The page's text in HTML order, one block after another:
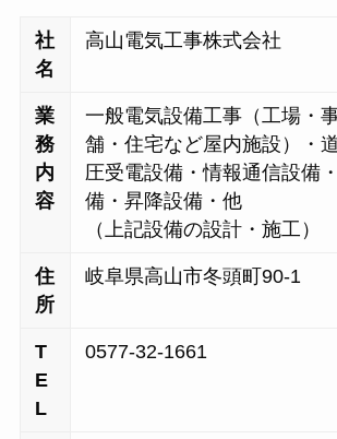
社
名
高山電気工事株式会社
業
務
内
容
一般電気設備工事（工場・
舗・住宅など屋内施設）・
圧受電設備・情報通信設備
備・昇降設備・他
（上記設備の設計・施工）
住
所
岐阜県高山市冬頭町90-1
T
E
L
0577-32-1661